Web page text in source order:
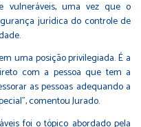
vulneráveis, uma vez que o
jurídica do controle de
uma posição privilegiada. É a
com a pessoa que tem a
as pessoas adequando a
comentou Jurado.
foi o tópico abordado pela